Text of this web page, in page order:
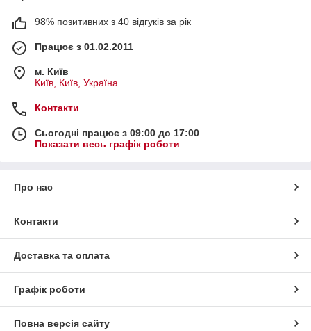
98% позитивних з 40 відгуків за рік
Працює з 01.02.2011
м. Київ
Київ, Київ, Україна
Контакти
Сьогодні працює з 09:00 до 17:00
Показати весь графік роботи
Про нас
Контакти
Доставка та оплата
Графік роботи
Повна версія сайту